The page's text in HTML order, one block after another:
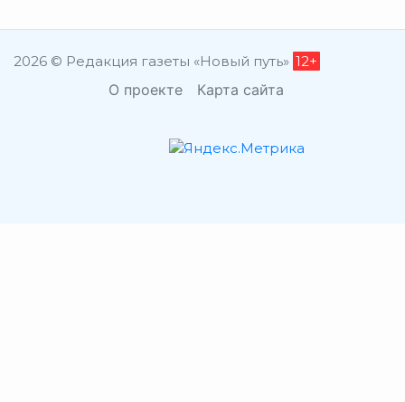
2026 © Редакция газеты «Новый путь» 12+
О проекте Карта сайта